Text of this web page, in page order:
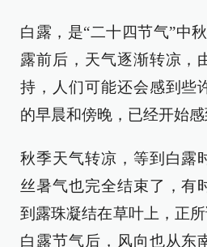
白露，是“二十四节气”中
露前后，天气逐渐转凉，
持，人们可能还会感到些
的早晨和傍晚，已经开始感
秋季天气转凉，等到白露
丝暑气也完全结束了，有
到露珠凝结在草叶上，正
白露节气后，风向也从东